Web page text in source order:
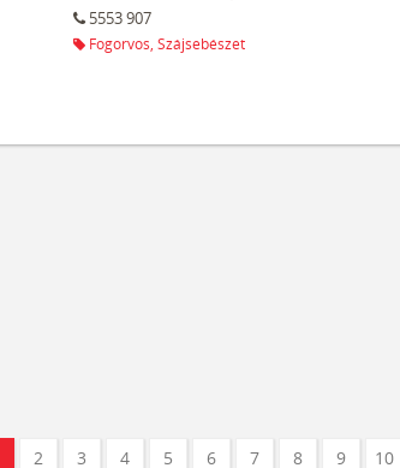
5553 907
Fogorvos, Szájsebészet
2 3 4 5 6 7 8 9 10